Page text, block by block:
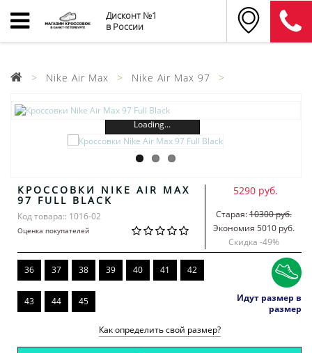
Дисконт №1
в России
Nike Air Max Nike Air Max 97
Loading...
КРОССОВКИ NIKE AIR MAX
97 FULL BLACK
Код товара:: 1016-02
Оценка покупателей
5290 руб.
Старая:10300 руб.
Экономия 5010 руб.
Скидка -49%
36 37 38 39 40 41 42
43 44 45
Идут размер в
размер
Как определить свой размер?